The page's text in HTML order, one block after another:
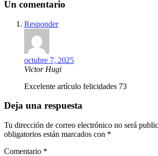
Un comentario
Responder
octubre 7, 2025
Victor Hugi
Excelente artículo felicidades 73
Deja una respuesta
Tu dirección de correo electrónico no será
obligatorios están marcados con *
Comentario *